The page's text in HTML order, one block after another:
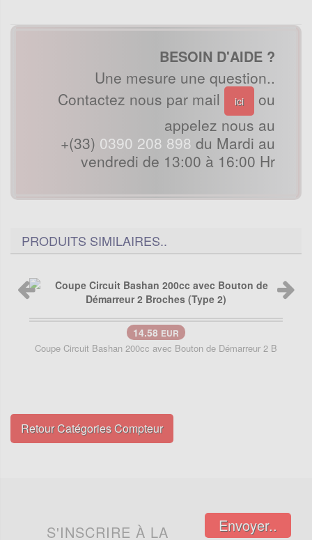
BESOIN D'AIDE ?
Une mesure une question..
Contactez nous par mail
ici
ou
appelez nous au
+(33) 0390 208 898 du Mardi au
vendredi de 13:00 à 16:00 Hr
PRODUITS SIMILAIRES..
14.58 EUR
Coupe Circuit Bashan 200cc avec Bouton de Démarreur 2 B
Retour Catégories Compteur
S'INSCRIRE À LA Envoyer..